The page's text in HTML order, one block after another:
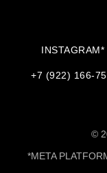
INSTAGRAM*
+7 (922) 166-
©
*META